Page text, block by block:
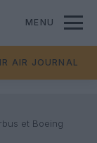
MENU
AIR JOURNAL
et Boeing